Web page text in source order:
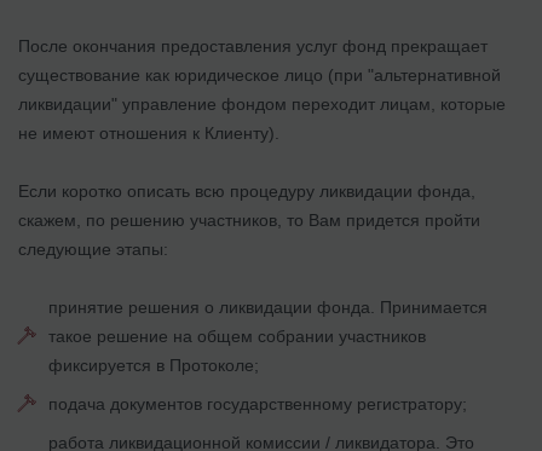
После окончания предоставления услуг фонд прекращает
существование как юридическое лицо (при "альтернативной
ликвидации" управление фондом переходит лицам, которые
не имеют отношения к Клиенту).
Если коротко описать всю процедуру ликвидации фонда,
скажем, по решению участников, то Вам придется пройти
следующие этапы:
принятие решения о ликвидации фонда. Принимается
такое решение на общем собрании участников
фиксируется в Протоколе;
подача документов государственному регистратору;
работа ликвидационной комиссии / ликвидатора. Это